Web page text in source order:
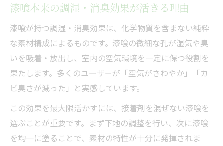
漆喰本来の調湿・消臭効果が活きる理由
漆喰が持つ調湿・消臭効果は、化学物質を含まない純粋
な素材構成によるものです。漆喰の微細な孔が湿気や臭
いを吸着・放出し、室内の空気環境を一定に保つ役割を
果たします。多くのユーザーが「空気がさわやか」「カ
ビ臭さが減った」と実感しています。
この効果を最大限活かすには、接着剤を混ぜない漆喰を
選ぶことが重要です。まず下地の調整を行い、次に漆喰
を均一に塗ることで、素材の特性が十分に発揮されま